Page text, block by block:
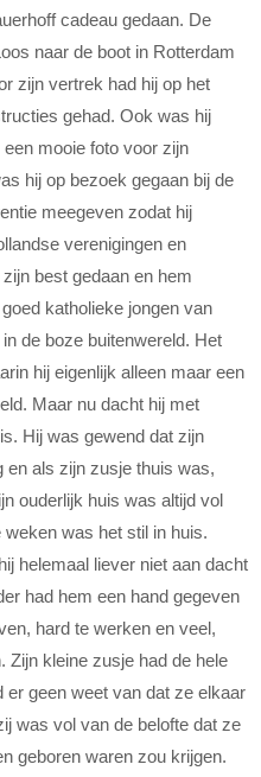
cadeau gedaan. De
naar de boot in Rotterdam
zijn vertrek had hij op het
gehad. Ook was hij
mooie foto voor zijn
hij op bezoek gegaan bij de
meegeven zodat hij
verenigingen en
best gedaan en hem
katholieke jongen van
de boze buitenwereld. Het
hij eigenlijk alleen maar een
Maar nu dacht hij met
Hij was gewend dat zijn
en als zijn zusje thuis was,
ouderlijk huis was altijd vol
was het stil in huis.
helemaal liever niet aan dacht
had hem een hand gegeven
hard te werken en veel,
Zijn kleine zusje had de hele
er geen weet van dat ze elkaar
was vol van de belofte dat ze
geboren waren zou krijgen.